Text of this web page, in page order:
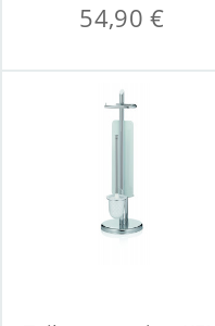
54,90 €